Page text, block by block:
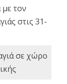
τον
στις 31-
σε χώρο